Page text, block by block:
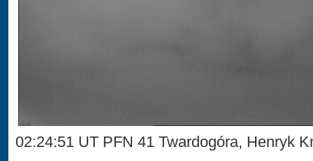
02:24:51 UT PFN 41 Twardogóra, Henryk